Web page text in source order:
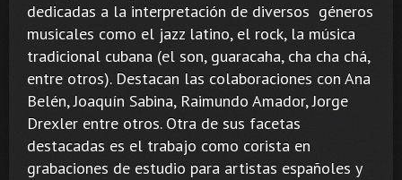
dedicadas a la interpretación de diversos géneros
musicales como el jazz latino, el rock, la música
tradicional cubana (el son, guaracaha, cha cha chá,
entre otros). Destacan las colaboraciones con Ana
Belén, Joaquín Sabina, Raimundo Amador, Jorge
Drexler entre otros. Otra de sus facetas
destacadas es el trabajo como corista en
grabaciones de estudio para artistas españoles y